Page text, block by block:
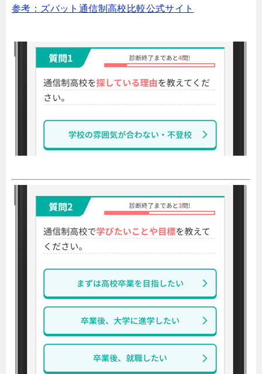
参考：ズバット通信制高校比較公式サイト